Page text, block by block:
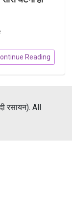
Reading
रसायन). All